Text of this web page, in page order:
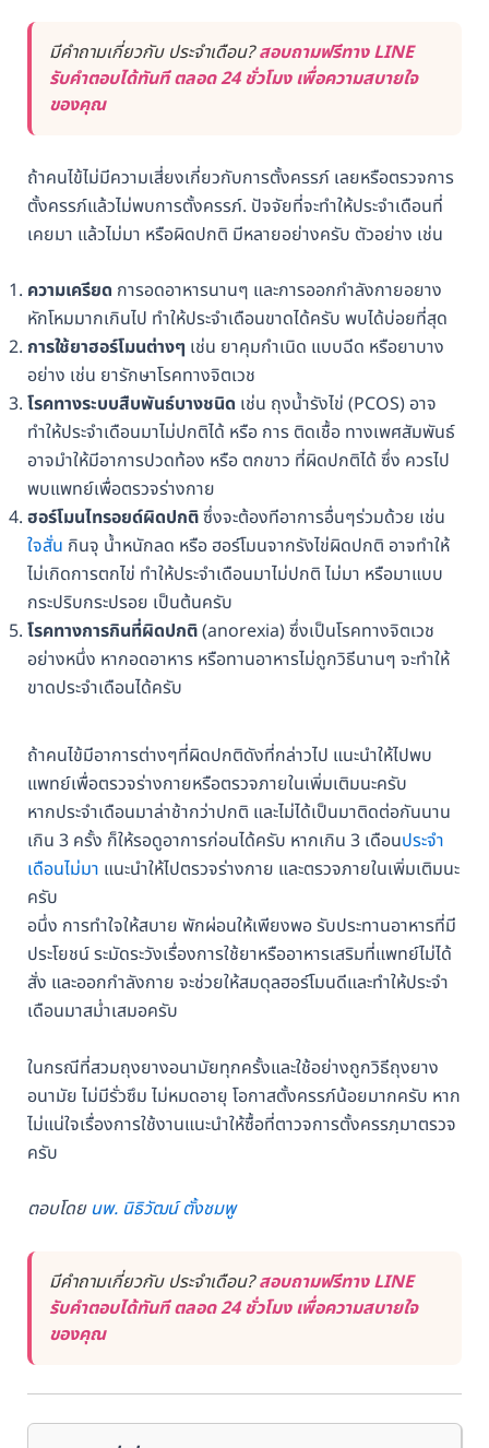
มีคำถามเกี่ยวกับ ประจำเดือน?สอบถามฟรีทาง LINE
รับคำตอบได้ทันที ตลอด 24 ชั่วโมง เพื่อความสบายใจ
ของคุณ
ถ้าคนไข้ไม่มีความเสี่ยงเกี่ยวกับการตั้งครรภ์ เลยหรือตรวจการ
ตั้งครรภ์แล้วไม่พบการตั้งครรภ์. ปัจจัยที่จะทำให้ประจำเดือนที่
เคยมา แล้วไม่มา หรือผิดปกติ มีหลายอย่างครับ ตัวอย่าง เช่น
ความเครียด การอดอาหารนานๆ และการออกกำลังกายอยาง
หักโหมมากเกินไป ทำให้ประจำเดือนขาดได้ครับ พบได้บ่อยที่สุด
การใช้ยาฮอร์โมนต่างๆ เช่น ยาคุมกำเนิด แบบฉีด หรือยาบาง
อย่าง เช่น ยารักษาโรคทางจิตเวช
โรคทางระบบสืบพันธ์บางชนิด เช่น ถุงน้ำรังไข่ (PCOS) อาจ
ทำให้ประจำเดือนมาไม่ปกติได้ หรือ การ ติดเชื้อ ทางเพศสัมพันธ์
อาจมำให้มีอาการปวดท้อง หรือ ตกขาว ที่ผิดปกติได้ ซึ่ง ควรไป
พบแพทย์เพื่อตรวจร่างกาย
ฮอร์โมนไทรอยด์ผิดปกติซึ่งจะต้องทีอาการอื่นๆร่วมด้วย เช่น
ใจสั่น กินจุ น้ำหนักลด หรือ ฮอร์โมนจากรังไข่ผิดปกติ อาจทำให้
ไม่เกิดการตกไข่ ทำให้ประจำเดือนมาไม่ปกติ ไม่มา หรือมาแบบ
กระปริบกระปรอย เป็นต้นครับ
โรคทางการกินที่ผิดปกติ(anorexia) ซึ่งเป็นโรคทางจิตเวช
อย่างหนึ่ง หากอดอาหาร หรือทานอาหารไม่ถูกวิธีนานๆ จะทำให้
ขาดประจำเดือนได้ครับ
ถ้าคนไข้มีอาการต่างๆที่ผิดปกติดังที่กล่าวไป แนะนำให้ไปพบ
แพทย์เพื่อตรวจร่างกายหรือตรวจภายในเพิ่มเติมนะครับ
หากประจำเดือนมาล่าช้ากว่าปกติ และไม่ได้เป็นมาติดต่อกันนาน
เกิน 3 ครั้ง ก็ให้รอดูอาการก่อนได้ครับ หากเกิน 3 เดือนประจำ
เดือนไม่มา แนะนำให้ไปตรวจร่างกาย และตรวจภายในเพิ่มเติมนะ
ครับ
อนึ่ง การทำใจให้สบาย พักผ่อนให้เพียงพอ รับประทานอาหารที่มี
ประโยชน์ ระมัดระวังเรื่องการใช้ยาหรืออาหารเสริมที่แพทย์ไม่ได้
สั่ง และออกกำลังกาย จะช่วยให้สมดุลฮอร์โมนดีและทำให้ประจำ
เดือนมาสม่ำเสมอครับ
ในกรณีที่สวมถุงยางอนามัยทุกครั้งและใช้อย่างถูกวิธีถุงยาง
อนามัย ไม่มีรั่วซึม ไม่หมดอายุ โอกาสตั้งครรภ์น้อยมากครับ หาก
ไม่แน่ใจเรื่องการใช้งานแนะนำให้ซื้อที่ตาวจการตั้งครรภฺมาตรวจ
ครับ
ตอบโดย นพ. นิธิวัฒน์ ตั้งชมพู
มีคำถามเกี่ยวกับ ประจำเดือน?สอบถามฟรีทาง LINE
รับคำตอบได้ทันที ตลอด 24 ชั่วโมง เพื่อความสบายใจ
ของคุณ